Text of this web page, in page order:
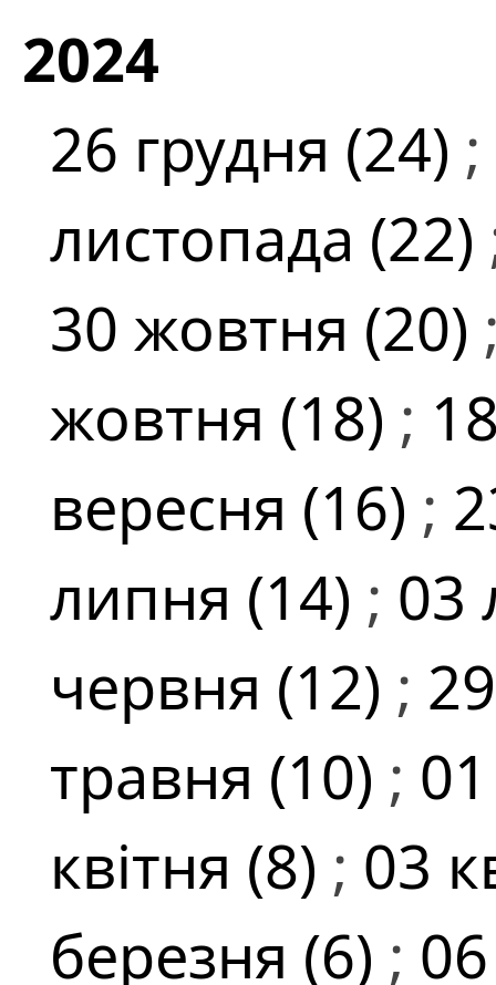
2024
26 грудня (24) ;
листопада (22)
30 жовтня (20)
жовтня (18) ;
вересня (16) ;
липня (14) ; 03
червня (12) ;
травня (10) ;
квітня (8) ; 03
березня (6) ;